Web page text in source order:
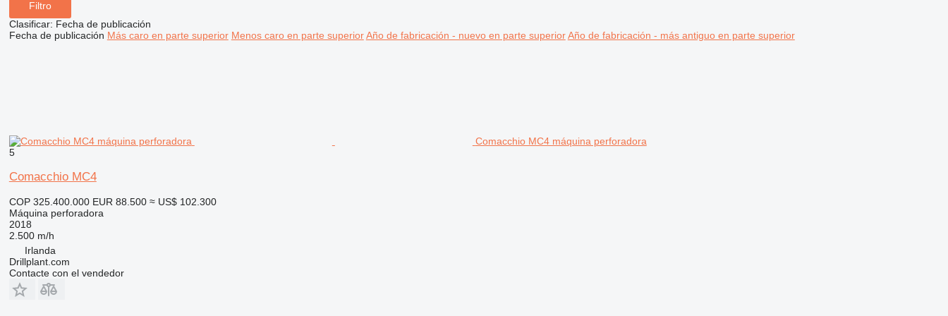
Filtro
Clasificar: Fecha de publicación
Fecha de publicación Más caro en parte superior Menos caro en parte superior Año de fabricación - nuevo en parte superior Año de fabricación - más antiguo en parte superior
Comacchio MC4 máquina perforadora
5
Comacchio MC4
COP 325.400.000 EUR 88.500 ≈ US$ 102.300
Máquina perforadora
2018
2.500 m/h
Irlanda
Drillplant.com
Contacte con el vendedor